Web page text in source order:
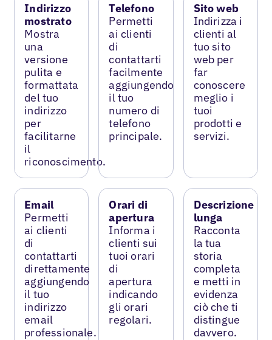
Indirizzo
mostrato
Mostra
una
versione
pulita e
formattata
del tuo
indirizzo
per
facilitarne
il
riconoscimento.
Telefono
Permetti
ai clienti
di
contattarti
facilmente
aggiungendo
il tuo
numero di
telefono
principale.
Sito web
Indirizza i
clienti al
tuo sito
web per
far
conoscere
meglio i
tuoi
prodotti e
servizi.
Email
Permetti
ai clienti
di
contattarti
direttamente
aggiungendo
il tuo
indirizzo
email
professionale.
Orari di
apertura
Informa i
clienti sui
tuoi orari
di
apertura
indicando
gli orari
regolari.
Descrizione
lunga
Racconta
la tua
storia
completa
e metti in
evidenza
ciò che ti
distingue
davvero.